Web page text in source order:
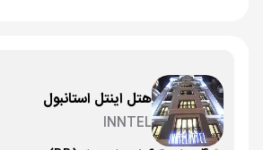
هتل اینتل استانبول
INNTEL